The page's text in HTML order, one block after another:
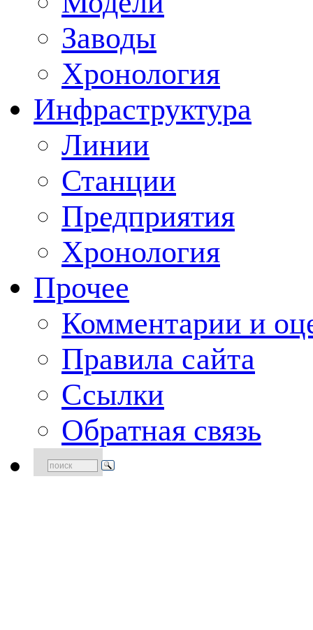
Заводы
Хронология
Инфраструктура
Линии
Станции
Предприятия
Хронология
Прочее
Комментарии и
Правила сайта
Ссылки
Обратная связь